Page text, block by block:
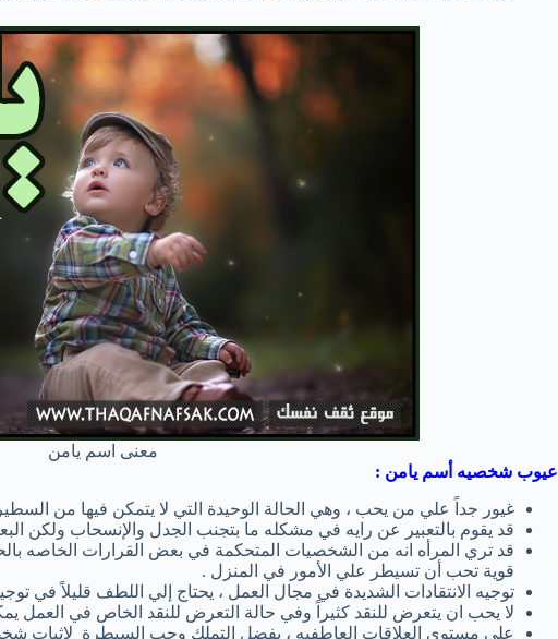
معنى اسم يامن
عيوب شخصيه أسم يامن :
غيور جداً علي من يحب ، وهي الحالة الوحيدة التي لا يتمكن فيها من
قد يقوم بالتعبير عن رايه في مشكله ما بتجنب الجدل والإنسحاب ولكن
قد تري المرأه انه من الشخصيات المتحكمة في بعض القرارات الخاصه
قوية تحب أن تسيطر علي الأمور في المنزل .
توجيه الانتقادات الشديدة في مجال العمل ، يحتاج إلي اللطف قليلاً في
لا يحب ان يتعرض للنقد كثيراً وفي حالة التعرض للنقد الخاص في
علي مستوي العلاقات العاطفيه ، يفضل التملك وحب السيطرة لإثبات